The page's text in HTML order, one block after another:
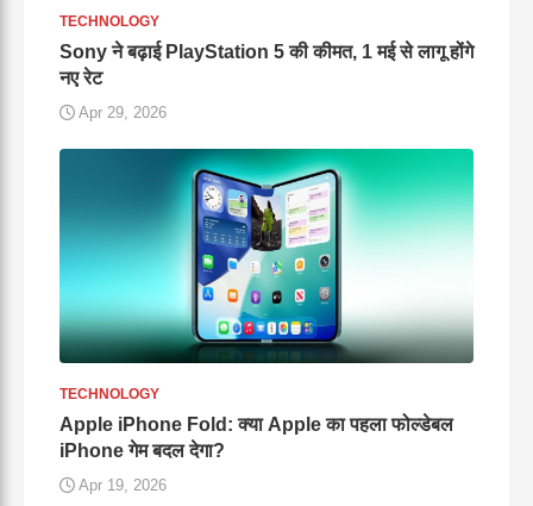
TECHNOLOGY
Sony ने बढ़ाई PlayStation 5 की कीमत, 1 मई से लागू होंगे
नए रेट
Apr 29, 2026
TECHNOLOGY
Apple iPhone Fold: क्या Apple का पहला फोल्डेबल
iPhone गेम बदल देगा?
Apr 19, 2026